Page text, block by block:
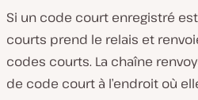
Si un code court enregistré est
courts prend le relais et
codes courts. La chaîne
de code court à l’endroit où